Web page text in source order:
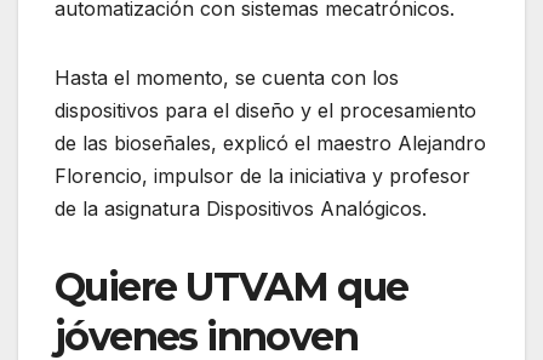
automatización con sistemas mecatrónicos.
Hasta el momento, se cuenta con los
dispositivos para el diseño y el procesamiento
de las bioseñales, explicó el maestro Alejandro
Florencio, impulsor de la iniciativa y profesor
de la asignatura Dispositivos Analógicos.
Quiere UTVAM que
jóvenes innoven